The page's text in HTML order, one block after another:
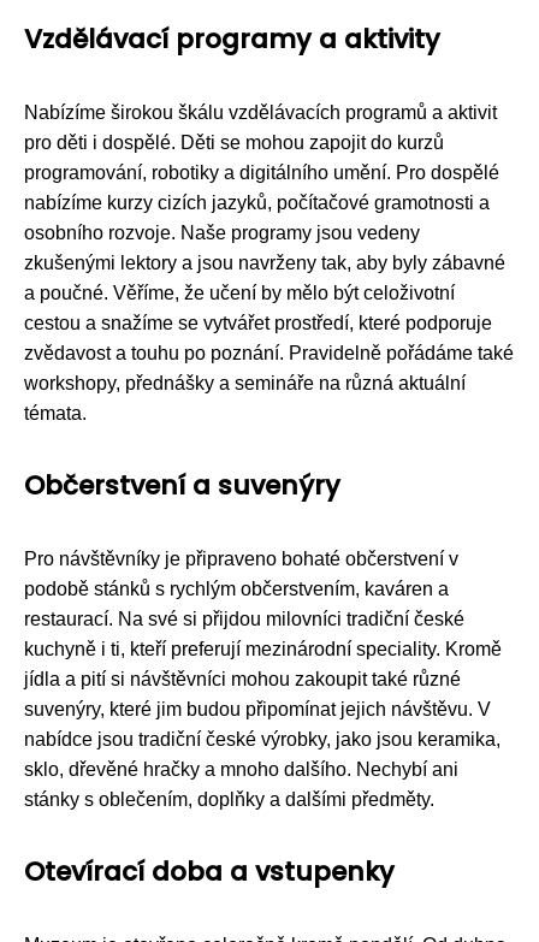
Vzdělávací programy a aktivity
Nabízíme širokou škálu vzdělávacích programů a aktivit
pro děti i dospělé. Děti se mohou zapojit do kurzů
programování, robotiky a digitálního umění. Pro dospělé
nabízíme kurzy cizích jazyků, počítačové gramotnosti a
osobního rozvoje. Naše programy jsou vedeny
zkušenými lektory a jsou navrženy tak, aby byly zábavné
a poučné. Věříme, že učení by mělo být celoživotní
cestou a snažíme se vytvářet prostředí, které podporuje
zvědavost a touhu po poznání. Pravidelně pořádáme také
workshopy, přednášky a semináře na různá aktuální
témata.
Občerstvení a suvenýry
Pro návštěvníky je připraveno bohaté občerstvení v
podobě stánků s rychlým občerstvením, kaváren a
restaurací. Na své si přijdou milovníci tradiční české
kuchyně i ti, kteří preferují mezinárodní speciality. Kromě
jídla a pití si návštěvníci mohou zakoupit také různé
suvenýry, které jim budou připomínat jejich návštěvu. V
nabídce jsou tradiční české výrobky, jako jsou keramika,
sklo, dřevěné hračky a mnoho dalšího. Nechybí ani
stánky s oblečením, doplňky a dalšími předměty.
Otevírací doba a vstupenky